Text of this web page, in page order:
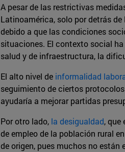
A pesar de las restrictivas
Latinoamérica, solo por detrás
debido a que las condiciones
situaciones. El contexto social
salud y de infraestructura, la
El alto nivel de informalidad
seguimiento de ciertos
ayudaría a mejorar partidas
Por otro lado, la desigualdad, que
de empleo de la población rural
de origen, pues muchos no